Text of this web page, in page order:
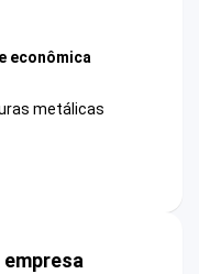
econômica
metálicas